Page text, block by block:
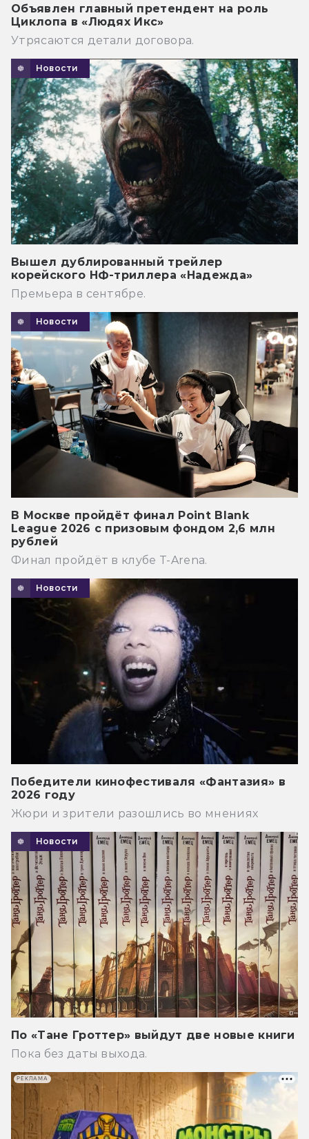
Объявлен главный претендент на роль
Циклопа в «Людях Икс»
Утрясаются детали договора.
Новости
Вышел дублированный трейлер
корейского НФ-триллера «Надежда»
Премьера в сентябре.
Новости
В Москве пройдёт финал Point Blank
League 2026 с призовым фондом 2,6 млн
рублей
Финал пройдёт в клубе T-Arena.
Новости
Победители кинофестиваля «Фантазия» в
2026 году
Жюри и зрители разошлись во мнениях
Новости
По «Тане Гроттер» выйдут две новые книги
Пока без даты выхода.
РЕКЛАМА